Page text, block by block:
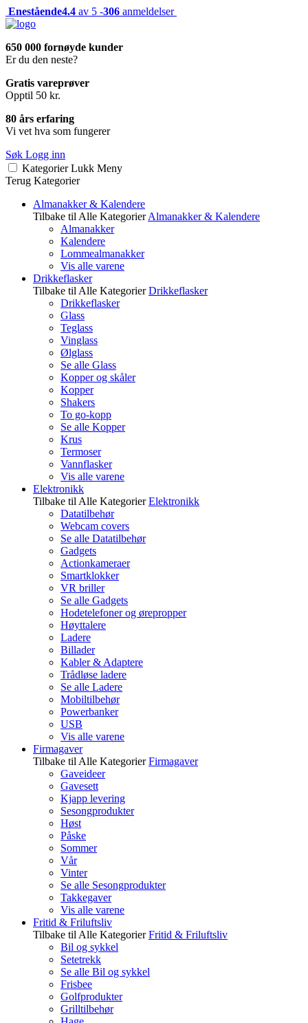
Enestående4.4 av 5 -306 anmeldelser
650 000 fornøyde kunder
Er du den neste?
Gratis vareprøver
Opptil 50 kr.
80 års erfaring
Vi vet hva som fungerer
Søk Logg inn
Kategorier Lukk Meny
Terug Kategorier
Almanakker & Kalendere
Tilbake til Alle Kategorier Almanakker & Kalendere
Almanakker
Kalendere
Lommealmanakker
Vis alle varene
Drikkeflasker
Tilbake til Alle Kategorier Drikkeflasker
Drikkeflasker
Glass
Teglass
Vinglass
Ølglass
Se alle Glass
Kopper og skåler
Kopper
Shakers
To go-kopp
Se alle Kopper
Krus
Termoser
Vannflasker
Vis alle varene
Elektronikk
Tilbake til Alle Kategorier Elektronikk
Datatilbehør
Webcam covers
Se alle Datatilbehør
Gadgets
Actionkameraer
Smartklokker
VR briller
Se alle Gadgets
Hodetelefoner og ørepropper
Høyttalere
Ladere
Billader
Kabler & Adaptere
Trådløse ladere
Se alle Ladere
Mobiltilbehør
Powerbanker
USB
Vis alle varene
Firmagaver
Tilbake til Alle Kategorier Firmagaver
Gaveideer
Gavesett
Kjapp levering
Sesongprodukter
Høst
Påske
Sommer
Vår
Vinter
Se alle Sesongprodukter
Takkegaver
Vis alle varene
Fritid & Friluftsliv
Tilbake til Alle Kategorier Fritid & Friluftsliv
Bil og sykkel
Setetrekk
Se alle Bil og sykkel
Frisbee
Golfprodukter
Grilltilbehør